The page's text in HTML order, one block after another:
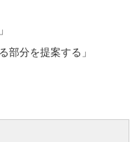
部分を提案する」